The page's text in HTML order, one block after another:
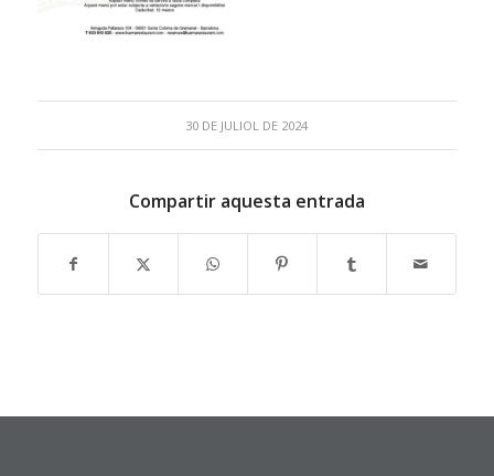
30 DE JULIOL DE 2024
Compartir aquesta entrada